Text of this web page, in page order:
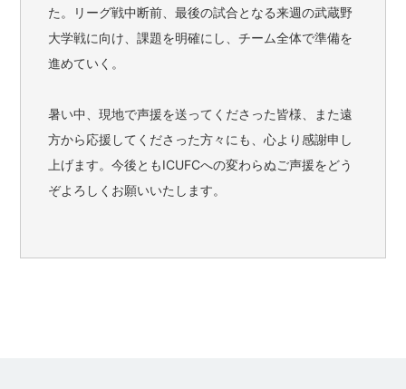
た。リーグ戦中断前、最後の試合となる来週の武蔵野
大学戦に向け、課題を明確にし、チーム全体で準備を
進めていく。
暑い中、現地で声援を送ってくださった皆様、また遠
方から応援してくださった方々にも、心より感謝申し
上げます。今後ともICUFCへの変わらぬご声援をどう
ぞよろしくお願いいたします。